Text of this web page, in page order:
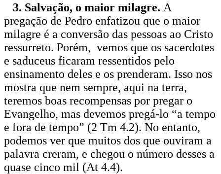
3. Salvação, o maior milagre. A
pregação de Pedro enfatizou que o maior
milagre é a conversão das pessoas ao Cristo
ressurreto. Porém, vemos que os sacerdotes
e saduceus ficaram ressentidos pelo
ensinamento deles e os prenderam. Isso nos
mostra que nem sempre, aqui na terra,
teremos boas recompensas por pregar o
Evangelho, mas devemos pregá-lo “a tempo
e fora de tempo” (2 Tm 4.2). No entanto,
podemos ver que muitos dos que ouviram a
palavra creram, e chegou o número desses a
quase cinco mil (At 4.4).